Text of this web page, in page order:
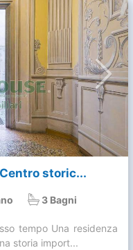
storic...
3 Bagni
tempo Una residenza
storia import...